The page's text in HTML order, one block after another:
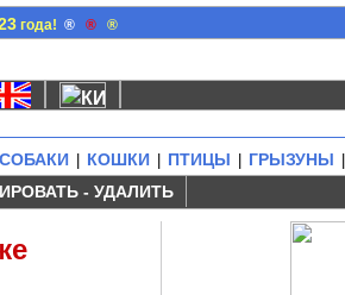
года! ® ® ®
СОБАКИ КОШКИ ПТИЦЫ ГРЫЗУНЫ
- УДАЛИТЬ